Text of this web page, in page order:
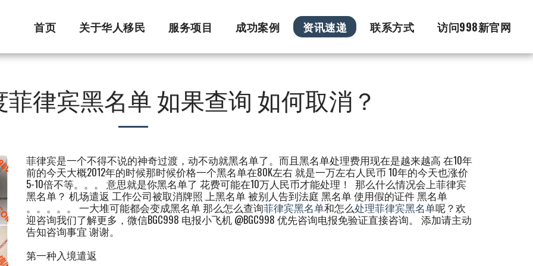
首页 关于华人移民 服务项目 成功案例 资讯速递 联系方式 访问998新官网
律宾黑名单 如果查询 如何取消？
菲律宾是一个不得不说的神奇过渡，动不动就黑名单了。而且黑名单处理费用现在是越来越高 在10年
前的今天大概2012年的时候那时候价格一个黑名单在80K左右 就是一万左右人民币 10年的今天也涨价
5-10倍不等。。。 意思就是你黑名单了 花费可能在10万人民币才能处理！ 那么什么情况会上菲律宾
黑名单？ 机场遣返 工作公司被取消牌照 上黑名单 被别人告到法庭 黑名单 使用假的证件 黑名单
。。。。。 一大堆可能都会变成黑名单 那么怎么查询菲律宾黑名单和怎么处理菲律宾黑名单呢？欢
迎咨询我们了解更多，微信BGC998 电报小飞机 @BGC998 优先咨询电报免验证直接咨询。 添加请主动
告知咨询事宜 谢谢。
第一种入境遣返